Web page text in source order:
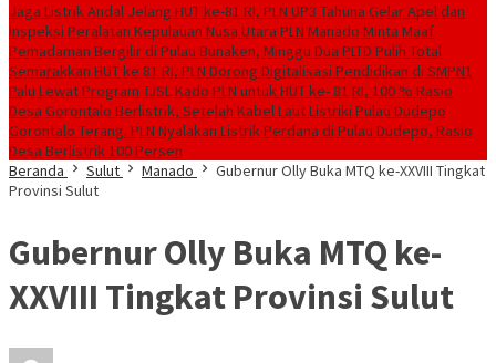
Jaga Listrik Andal Jelang HUT ke-81 RI, PLN UP3 Tahuna Gelar Apel dan
Inspeksi Peralatan Kepulauan Nusa Utara PLN Manado Minta Maaf
Pemadaman Bergilir di Pulau Bunaken, Minggu Dua PLTD Pulih Total
Semarakkan HUT ke 81 RI, PLN Dorong Digitalisasi Pendidikan di SMPN1
Palu Lewat Program TJSLKado PLN untuk HUT ke- 81 RI, 100 % Rasio
Desa Gorontalo Berlistrik, Setelah Kabel Laut Listriki Pulau Dudepo
Gorontalo Terang. PLN Nyalakan Listrik Perdana di Pulau Dudepo, Rasio
Desa Berlistrik 100 Persen
Beranda
Sulut Manado
Gubernur Olly Buka MTQ ke-XXVIII Tingkat
Provinsi Sulut
Gubernur Olly Buka MTQ ke-
XXVIII Tingkat Provinsi Sulut